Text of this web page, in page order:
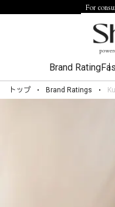
For
Brand Rating
トップ Brand Ratings